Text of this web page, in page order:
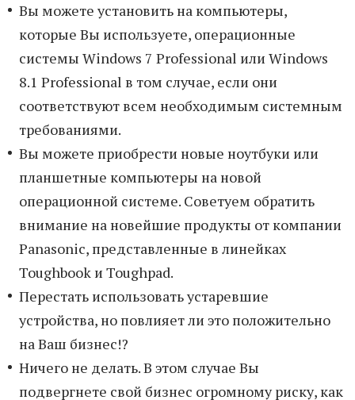
Вы можете установить на компьютеры,
которые Вы используете, операционные
системы Windows 7 Professional или Windows
8.1 Professional в том случае, если они
соответствуют всем необходимым системным
требованиями.
Вы можете приобрести новые ноутбуки или
планшетные компьютеры на новой
операционной системе. Советуем обратить
внимание на новейшие продукты от компании
Panasonic, представленные в линейках
Toughbook и Toughpad.
Перестать использовать устаревшие
устройства, но повлияет ли это положительно
на Ваш бизнес!?
Ничего не делать. В этом случае Вы
подвергнете свой бизнес огромному риску, как